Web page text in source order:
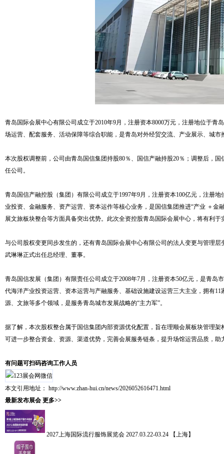
青岛国际会展中心有限公司成立于2010年9月，注册资本8000万元，注册地位于
场运营、配套服务、活动保障等综合职能，是青岛对外经贸交流、产业展示、城
本次股权调整前，公司由青岛国信集团持股80％、国信产融持股20％；调整后，
任公司。
青岛国信产融控股（集团）有限公司成立于1997年9月，注册资本100亿元，注册
业投资、金融服务、资产运营、资本运作等核心业务，是国信集团推进“产业 ＋
展文旅板块整合等方面具备突出优势。此次全资控股青岛国际会展中心，将有利
与公司股权变更同步发生的，还有青岛国际会展中心有限公司的法人变更与管理
武琳琳正式出任总经理、董事。
青岛国信发展（集团）有限责任公司成立于2008年7月，注册资本50亿元，是青
代海洋产业投资运营、资本运营与产融服务、基础设施建设运营三大主业，拥有
源、文旅等多个领域，是服务青岛城市发展战略的“主力军”。
据了解，本次股权整合属于国信集团内部资源优化配置，旨在理顺会展板块管理
可进一步整合资金、资源、渠道优势，完善会展服务链条，提升场馆运营品质，助
有问题可扫码咨询工作人员
本文引用地址： http://www.zhan-hui.cn/news/2026052616471.html
最新发布展会 更多>>
2027上海国际流行服饰展览会 2027.03.22-03.24 【上海】